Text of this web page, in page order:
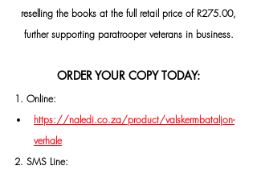
reselling the books at the full retail price of R275.00,
further supporting paratrooper veterans in business.
ORDER YOUR COPY TODAY:
1. Online:
https://naledi.co.za/product/valskermbataljon-
verhale
2. SMS Line: